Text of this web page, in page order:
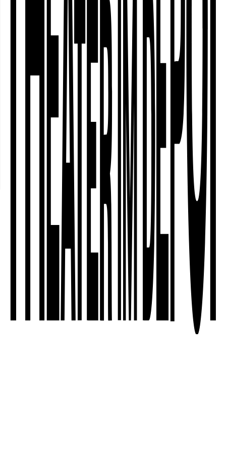
Ausstellungen
Residenzen
gesprochenen Porträt stellt Dieudonné
Niangouna einen Mann zwischen zwei
Ländern, zwischen zwei Welten dar, der
mit seiner lebhaften und unersättlichen
Sprache Herrschaftsansprüche ebenso
verwirrt wie die Sprache und ihre
Begriffe selbst.
Sprache: Französisch mit Dt.
Übertitelung
Über die Künstler*innen
Cast & Credits
Förder:innen